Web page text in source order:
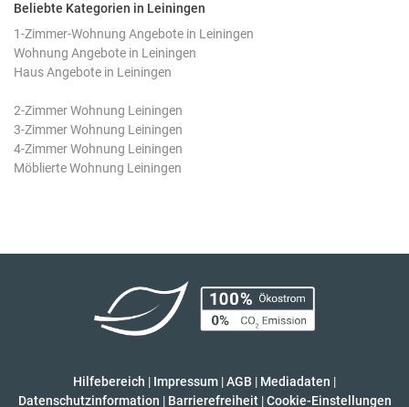
Beliebte Kategorien in Leiningen
1-Zimmer-Wohnung Angebote in Leiningen
Wohnung Angebote in Leiningen
Haus Angebote in Leiningen
2-Zimmer Wohnung Leiningen
3-Zimmer Wohnung Leiningen
4-Zimmer Wohnung Leiningen
Möblierte Wohnung Leiningen
Hilfebereich | Impressum |AGB | Mediadaten |
Datenschutzinformation | Barrierefreiheit | Cookie-Einstellungen